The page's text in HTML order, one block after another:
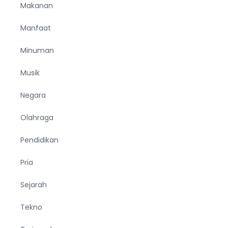
Makanan
Manfaat
Minuman
Musik
Negara
Olahraga
Pendidikan
Pria
Sejarah
Tekno